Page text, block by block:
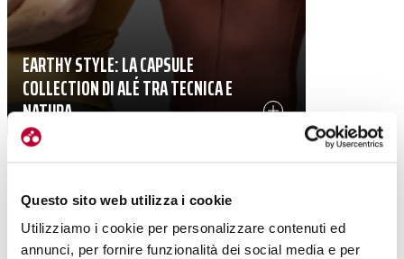
Questo sito web utilizza i cookie
Utilizziamo i cookie per personalizzare contenuti ed
annunci, per fornire funzionalità dei social media e per
EARTHY STYLE: LA CAPSULE
COLLECTION DI ALÉ TRA TECNICA E
NATURA